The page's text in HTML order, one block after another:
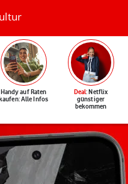
Handy auf Raten
Alle Infos
Deal: Netflix
günstiger
bekommen